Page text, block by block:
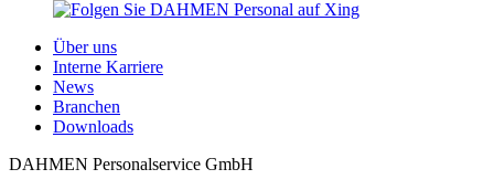
Über uns
Interne Karriere
News
Branchen
Downloads
DAHMEN Personalservice GmbH